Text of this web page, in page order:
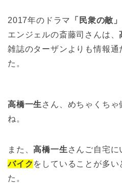
2017年のドラマ 「民衆の敵」
エンジェルの斎藤司さんは、
雑誌のターザンよりも情報通
た。
高橋一生 さん、めちゃくち
ね。
また、高橋一生 さんご自宅に
バイク をしていることが多
た。